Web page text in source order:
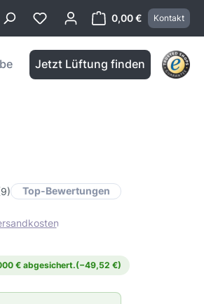
0,00 €
Warenkorb
Kontakt
Jetzt Lüftung finden
Top-Bewertungen
€ abgesichert.(−49,52 €)